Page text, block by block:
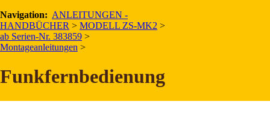
Navigation: ANLEITUNGEN -
HANDBÜCHER > MODELL ZS-MK2 >
ab Serien-Nr. 383859 >
Montageanleitungen >
Funkfernbedienung
Für Ansicht und Download der Montageanleitung bitte unten den
gewünschten Link anklicken:
DE - Montageanleitung Funk Cobra HT.1400